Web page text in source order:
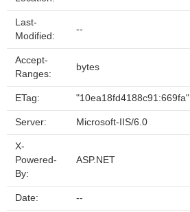
Last-
Modified:
--
Accept-
Ranges:
bytes
ETag: "10ea18fd4188c91:669fa"
Server: Microsoft-IIS/6.0
X-
Powered-
By:
ASP.NET
Date: --